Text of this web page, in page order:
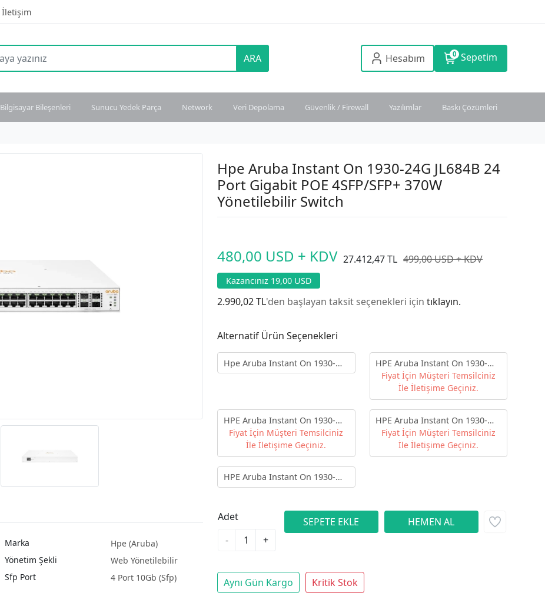
İletişim
ARA Hesabım 0 Sepetim
Bilgisayar Bileşenleri Sunucu Yedek Parça Network Veri Depolama Güvenlik / Firewall Yazılımlar Baskı Çözümleri
Marka
Hpe (Aruba)
Yönetim Şekli
Web Yönetilebilir
Sfp Port 4 Port 10Gb (Sfp)
Hpe Aruba Instant On 1930-24G JL684B 24
Port Gigabit POE 4SFP/SFP+ 370W
Yönetilebilir Switch
27.412,47 TL
480,00 USD + KDV 499,00 USD + KDV
Kazancınız 19,00 USD
2.990,02 TL'den başlayan taksit seçenekleri içintıklayın.
Alternatif Ürün Seçenekleri
Hpe Aruba Instant On 1930-
24G JL684A 24 Port Gigabit POE
HPE Aruba Instant On 1930-
24G JL683B 24 Port Gigabit POE
4SFP/SFP+ 195W Yönetilebilir
Switch
Fiyat İçin Müşteri Temsilciniz
İle İletişime Geçiniz.
HPE Aruba Instant On 1930-
24G JL683A 24 Port Gigabit POE
4SFP/SFP+ 195W Yönetilebilir
Switch
Fiyat İçin Müşteri Temsilciniz
İle İletişime Geçiniz.
HPE Aruba Instant On 1930-
48G JL686A 48 Port 4SFP/SFP+
370W Yönetilebilir Switch
Fiyat İçin Müşteri Temsilciniz
İle İletişime Geçiniz.
HPE Aruba Instant On 1930-
48G JL686B 48 Port 4SFP/SFP+
Adet
-
+
Aynı Gün Kargo Kritik Stok